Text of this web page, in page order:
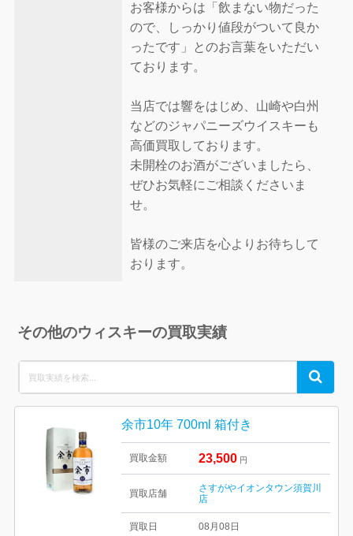
お客様からは「飲まない物だった
ので、しっかり値段がついて良か
ったです」とのお言葉をいただい
ております。
当店では響をはじめ、山崎や白州
などのジャパニーズウイスキーも
高価買取しております。
未開栓のお酒がございましたら、
ぜひお気軽にご相談くださいま
せ。
皆様のご来店を心よりお待ちして
おります。
その他のウィスキーの買取実績
for:
Search
余市10年 700ml 箱付き
買取金額 23,500 円
買取店舗
さすがやイオンタウン須賀川
店
買取日 08月08日